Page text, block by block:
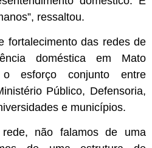
ressaltou.
fortalecimento das redes de
doméstica em Mato
o esforço conjunto entre
Público, Defensoria,
e municípios.
rede, não falamos de uma